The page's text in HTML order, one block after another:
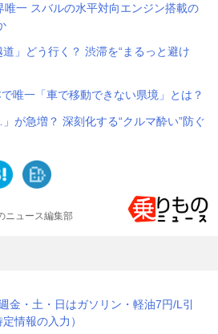
唯一 スバルの水平対向エンジン搭載の
」どう行く？ 渋滞を“まるっと避け
唯一「車で移動できない県境」とは？
が急増？ 深刻化する“クルマ酔い”防ぐ
ニュース編集部
金・土・日はガソリン・軽油7円/L引
情報の入力）